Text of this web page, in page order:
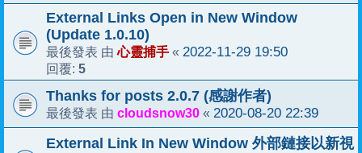
External Links Open in New Window
(Update 1.0.10)
最後發表 由心靈捕手 « 2022-11-29 19:50
回覆: 5
Thanks for posts 2.0.7 (感謝作者)
最後發表 由 cloudsnow30 « 2020-08-20 22:39
External Link In New Window 外部鏈接以新視